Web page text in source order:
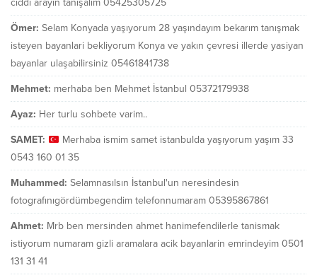
ciddi arayın tanışalım 05425305725
Ömer: Selam Konyada yaşıyorum 28 yaşındayım bekarım tanışmak
isteyen bayanlari bekliyorum Konya ve yakın çevresi illerde yasiyan
bayanlar ulaşabilirsiniz 05461841738
Mehmet: merhaba ben Mehmet İstanbul 05372179938
Ayaz: Her turlu sohbete varim..
SAMET:
Merhaba ismim samet istanbulda yaşıyorum yaşım 33
0543 160 01 35
Muhammed: Selamnasılsın İstanbul'un neresindesin
fotografınıgördümbegendim telefonnumaram 05395867861
Ahmet: Mrb ben mersinden ahmet hanimefendilerle tanismak
istiyorum numaram gizli aramalara acik bayanlarin emrindeyim 0501
131 31 41